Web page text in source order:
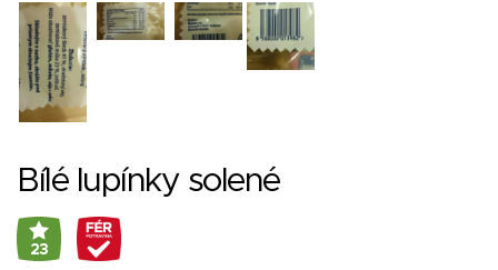
Bílé lupínky solené
23